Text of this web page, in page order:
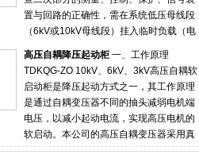
随着启备变低压侧开关合上，厂用10KV正
式受电，标志着湖南华电平江电厂建设迎
来重要里程碑节点，厂内机组设备实现通
电，电厂正式进入设备单体、系统调试阶
段 。“实现厂用电系统受电，将为后续机组
的单体调试、分部试运和整套启动提供有
力保障，为今年底机组投产奠定坚实基
础。徐州特电电气有限公司提供的一套可
调式电容器成套装置TBB10-40000-AKW
一次性投运成功，安装在电厂负载侧，经
置与回路的正确性，需在系统低压母线段
（6kV或10kV母线段）挂入临时负载（电
容器）进行倒送电试验，校核母差保护高
压备变间隔和备变差动保护、核相和极
性。真实模拟验证启备变带负载工况下保
护可靠性。服务项目：岸电电源岸电电源
比普通变频电源标准更高，担负着项目设
备的用电安全，所以测试要求格外严格。
电厂倒送电为电厂倒送电提供负载试验，
高压自耦降压起动柜一、工作原理
TDKQG-ZO 10kV、6kV、3kV高压自耦软
启动柜是降压起动方式之一，其工作原理
是通过自耦变压器不同的抽头减弱电机端
电压，以减小起动电流，实现高压电机的
软启动。本公司的高压自耦变压器采用真
空环氧浇注且设计裕量极大，连续起动不